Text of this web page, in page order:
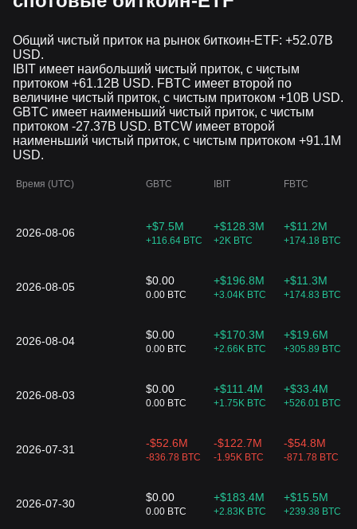
17
ProShares Bitcoin &
Ether Market Cap
Weight ETF
$35.78 $77.85 +0.01%
18
ARKA
ARK 21Shares Active
Bitcoin Futures
Strategy ETF
$68.32 $68.37 -0.05%
BETE
Ether Equal Weight
20
ARK 21Shares Active
$29.28 $29.27 +0.14%
ARKC
Общий чистый приток на рынок биткоин-ETF: +52.07B
USD.
IBIT имеет наибольший чистый приток, с чистым
притоком +61.12B USD. FBTC имеет второй по
величине чистый приток, с чистым притоком +10B USD.
GBTC имеет наименьший чистый приток, с чистым
притоком -27.37B USD. BTCW имеет второй
наименьший чистый приток, с чистым притоком +91.1M
USD.
Время (UTC) GBTC IBIT FBTC
2026-08-06 +$7.5M
+116.64 BTC
+$128.3M
+2K BTC
+$11.2M
+174.18 BTC
2026-08-05 $0.00
0.00 BTC
+$196.8M
+3.04K BTC
+$11.3M
+174.83 BTC
2026-08-04 $0.00
0.00 BTC
+$170.3M
+2.66K BTC
+$19.6M
+305.89 BTC
2026-08-03 $0.00
0.00 BTC
+$111.4M
+1.75K BTC
+$33.4M
+526.01 BTC
2026-07-31 -$52.6M
-836.78 BTC
-$122.7M
-1.95K BTC
-$54.8M
-871.78 BTC
2026-07-30 $0.00
0.00 BTC
+$183.4M
+2.83K BTC
+$15.5M
+239.38 BTC